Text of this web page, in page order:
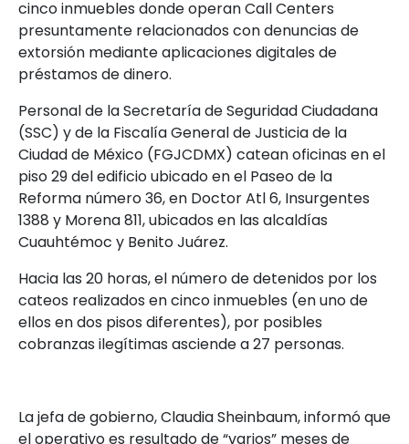
cinco inmuebles donde operan Call Centers
presuntamente relacionados con denuncias de
extorsión mediante aplicaciones digitales de
préstamos de dinero.
Personal de la Secretaría de Seguridad Ciudadana
(SSC) y de la Fiscalía General de Justicia de la
Ciudad de México (FGJCDMX) catean oficinas en el
piso 29 del edificio ubicado en el Paseo de la
Reforma número 36, en Doctor Atl 6, Insurgentes
1388 y Morena 811, ubicados en las alcaldías
Cuauhtémoc y Benito Juárez.
Hacia las 20 horas, el número de detenidos por los
cateos realizados en cinco inmuebles (en uno de
ellos en dos pisos diferentes), por posibles
cobranzas ilegítimas asciende a 27 personas.
La jefa de gobierno, Claudia Sheinbaum, informó que
el operativo es resultado de “varios” meses de